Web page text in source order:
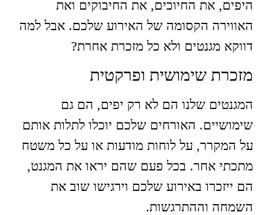
היפים, את החיוכים, את החיבוקים ואת
האווירה הקסומה של האירוע שלכם. אבל למה
דווקא מגנטים ולא כל מזכרת אחרת?
מזכרת שימושית ופרקטית
המגנטים שלנו הם לא רק יפים, הם גם
שימושיים. האורחים שלכם יוכלו לתלות אותם
על המקרר, על לוחות מודעות או על כל משטח
מתכתי אחר. בכל פעם שהם יראו את המגנט,
הם ייזכרו באירוע שלכם וירגישו שוב את
השמחה וההתרגשות.